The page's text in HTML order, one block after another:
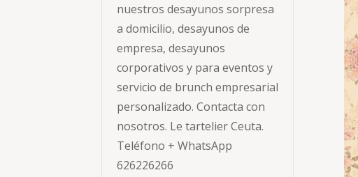
nuestros desayunos sorpresa
a domicilio, desayunos de
empresa, desayunos
corporativos y para eventos y
servicio de brunch empresarial
personalizado. Contacta con
nosotros. Le tartelier Ceuta.
Teléfono + WhatsApp
626226266